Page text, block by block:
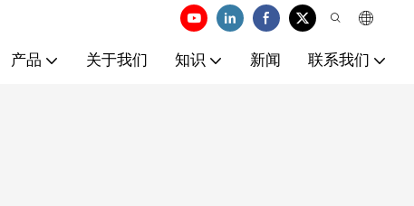
产品 关于我们 知识 新闻 联系我们